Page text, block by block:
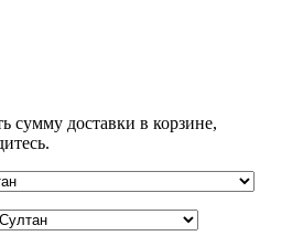
сумму доставки в корзине,